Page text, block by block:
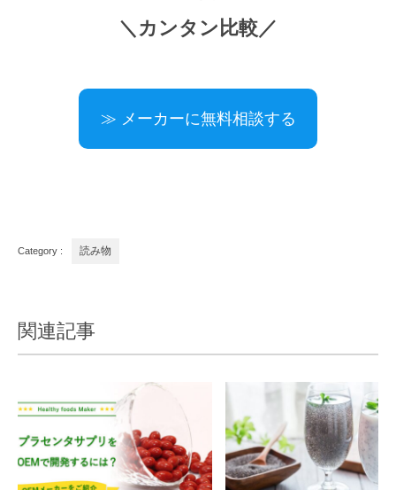
＼カンタン比較／
≫ メーカーに無料相談する
Category : 読み物
関連記事